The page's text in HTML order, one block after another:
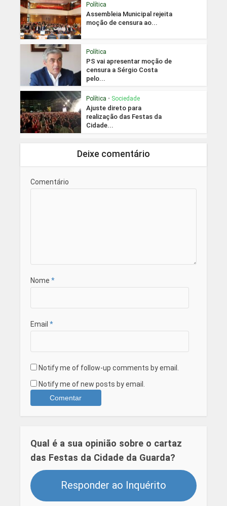
Política
Assembleia Municipal rejeita
moção de censura ao...
Política
PS vai apresentar moção de
censura a Sérgio Costa
pelo...
Política • Sociedade
Ajuste direto para
realização das Festas da
Cidade...
Deixe comentário
Comentário
Nome *
Email *
Notify me of follow-up comments by email.
Notify me of new posts by email.
Qual é a sua opinião sobre o cartaz
das Festas da Cidade da Guarda?
Responder ao Inquérito